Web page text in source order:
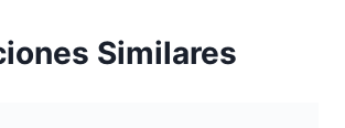
Similares